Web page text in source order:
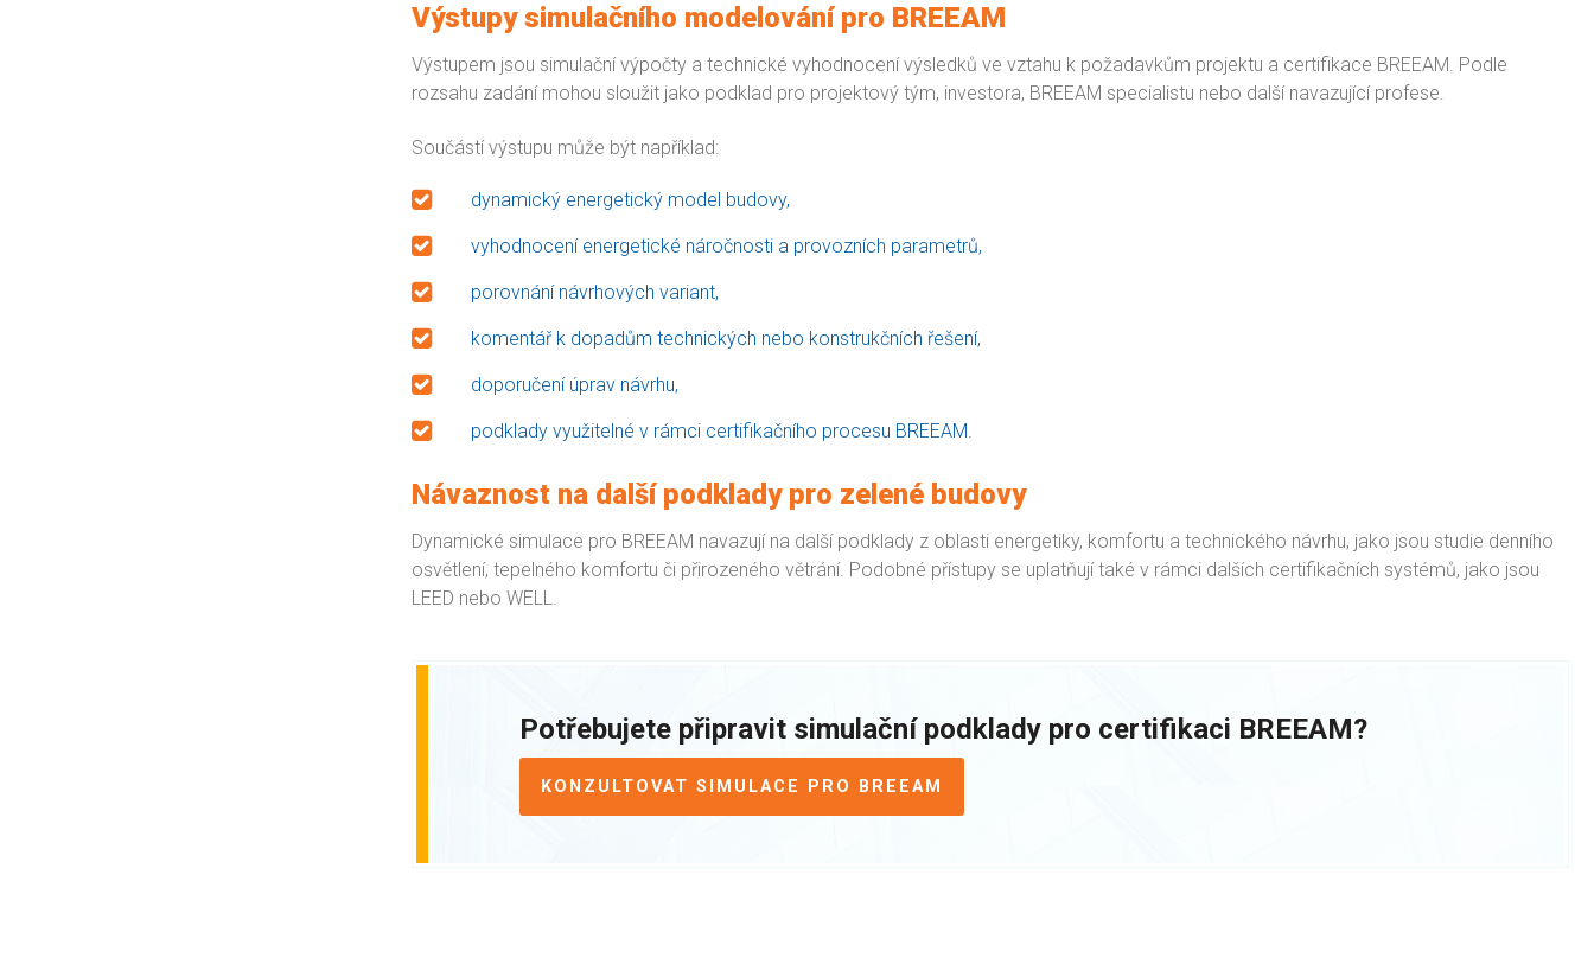
Výstupy simulačního modelování pro BREEAM
Výstupem jsou simulační výpočty a technické vyhodnocení výsledků ve vztahu k požadavkům projektu a certifikace BREEAM. Podle
rozsahu zadání mohou sloužit jako podklad pro projektový tým, investora, BREEAM specialistu nebo další navazující profese.
Součástí výstupu může být například:
dynamický energetický model budovy,
vyhodnocení energetické náročnosti a provozních parametrů,
porovnání návrhových variant,
komentář k dopadům technických nebo konstrukčních řešení,
doporučení úprav návrhu,
podklady využitelné v rámci certifikačního procesu BREEAM.
Návaznost na další podklady pro zelené budovy
Dynamické simulace pro BREEAM navazují na další podklady z oblasti energetiky, komfortu a technického návrhu, jako jsou studie denního
osvětlení, tepelného komfortu či přirozeného větrání. Podobné přístupy se uplatňují také v rámci dalších certifikačních systémů, jako jsou
LEED nebo WELL.
Potřebujete připravit simulační podklady pro certifikaci BREEAM?
KONZULTOVAT SIMULACE PRO BREEAM